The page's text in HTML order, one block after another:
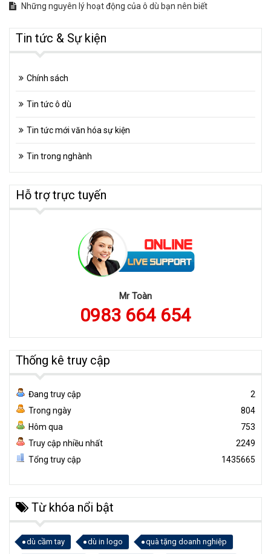
Những nguyên lý hoạt động của ô dù bạn nên biết
Tin tức & Sự kiện
Chính sách
Tin tức ô dù
Tin tức mới văn hóa sự kiện
Tin trong nghành
Hỗ trợ trực tuyến
Mr Toàn
0983 664 654
Thống kê truy cập
Đang truy cập
2
Trong ngày
804
Hôm qua
753
Truy cập nhiều nhất
2249
Tổng truy cập
1435665
Từ khóa nổi bật
dù cầm tay dù in logo quà tặng doanh nghiệp